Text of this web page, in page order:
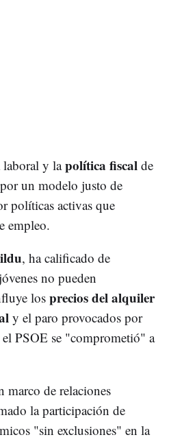
laboral y lapolítica fiscal de
un modelo justo de
políticas activas que
empleo.
, ha calificado de
no pueden
los precios del alquiler
y el paro provocados por
PSOE se "comprometió" a
marco de relaciones
la participación de
"sin exclusiones" en la